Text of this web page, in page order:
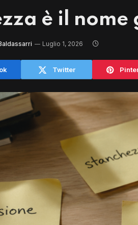
è il nome
Luglio 1, 2026
Twitter